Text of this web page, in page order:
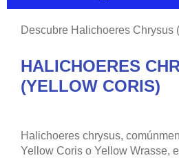
Descubre Halichoeres Chrysus
HALICHOERES
(YELLOW CORIS)
Halichoeres chrysus,
Yellow Coris o Yellow Wrasse,